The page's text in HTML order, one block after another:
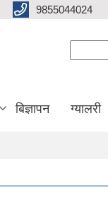
9855044024
बिज्ञापन ग्यालरी